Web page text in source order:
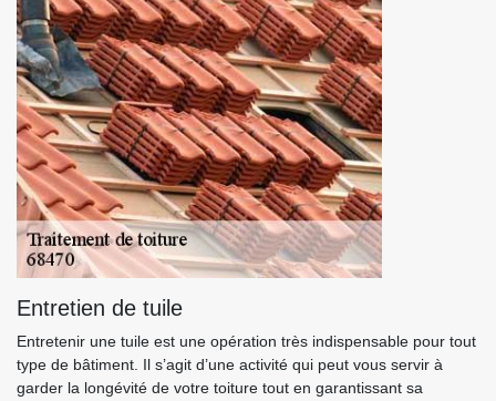
Entretien de tuile
Entretenir une tuile est une opération très indispensable pour tout
type de bâtiment. Il s’agit d’une activité qui peut vous servir à
garder la longévité de votre toiture tout en garantissant sa